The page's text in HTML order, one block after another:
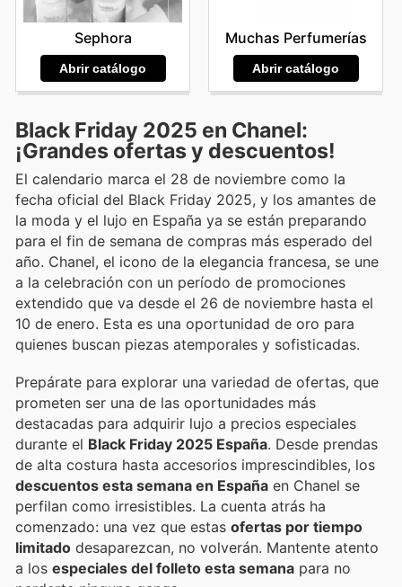
Sephora
Abrir catálogo
Muchas Perfumerías
Abrir catálogo
Black Friday 2025 en Chanel:
¡Grandes ofertas y descuentos!
El calendario marca el 28 de noviembre como la
fecha oficial del Black Friday 2025, y los amantes de
la moda y el lujo en España ya se están preparando
para el fin de semana de compras más esperado del
año. Chanel, el icono de la elegancia francesa, se une
a la celebración con un período de promociones
extendido que va desde el 26 de noviembre hasta el
10 de enero. Esta es una oportunidad de oro para
quienes buscan piezas atemporales y sofisticadas.
Prepárate para explorar una variedad de ofertas, que
prometen ser una de las oportunidades más
destacadas para adquirir lujo a precios especiales
durante el Black Friday 2025 España. Desde prendas
de alta costura hasta accesorios imprescindibles, los
descuentos esta semana en España en Chanel se
perfilan como irresistibles. La cuenta atrás ha
comenzado: una vez que estas ofertas por tiempo
limitado desaparezcan, no volverán. Mantente atento
a los especiales del folleto esta semana para no